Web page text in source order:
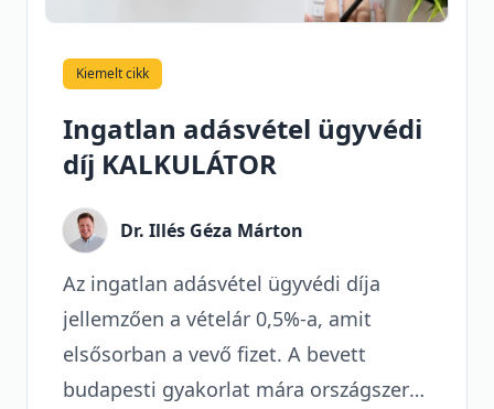
Kiemelt cikk
Ingatlan adásvétel ügyvédi
díj KALKULÁTOR
Dr. Illés Géza Márton
Az ingatlan adásvétel ügyvédi díja
jellemzően a vételár 0,5%-a, amit
elsősorban a vevő fizet. A bevett
budapesti gyakorlat mára országszerte